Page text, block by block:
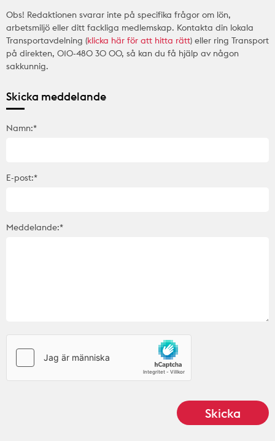
Obs! Redaktionen svarar inte på specifika frågor om lön,
arbetsmiljö eller ditt fackliga medlemskap. Kontakta din lokala
Transportavdelning (klicka här för att hitta rätt) eller ring Transport
på direkten, 010-480 30 00, så kan du få hjälp av någon
sakkunnig.
Skicka meddelande
Namn:*
E-post:*
Meddelande:*